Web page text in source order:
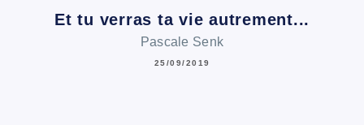
Et tu verras ta vie autrement...
Pascale Senk
25/09/2019